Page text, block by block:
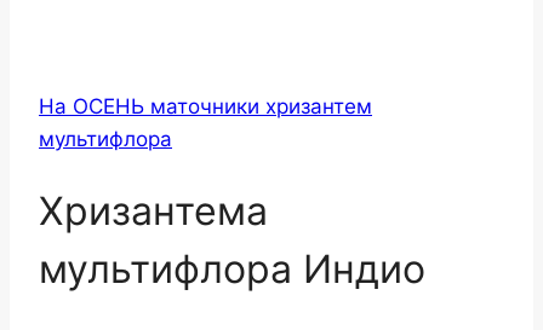
На ОСЕНЬ маточники хризантем
мультифлора
Хризантема
мультифлора Индио